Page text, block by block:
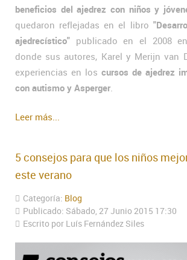
beneficios del ajedrez con niños y
quedaron reflejadas en el libro
ajedrecístico" publicado en el 2008
donde sus autores, Karel y Merijn van
experiencias en los cursos de ajedrez
con autismo y Asperger
Leer más...
5 consejos para que los niños
este verano
Categoría: Blog
Publicado: Sábado, 27 Junio 2015 17:30
Escrito por Luís Fernández Siles